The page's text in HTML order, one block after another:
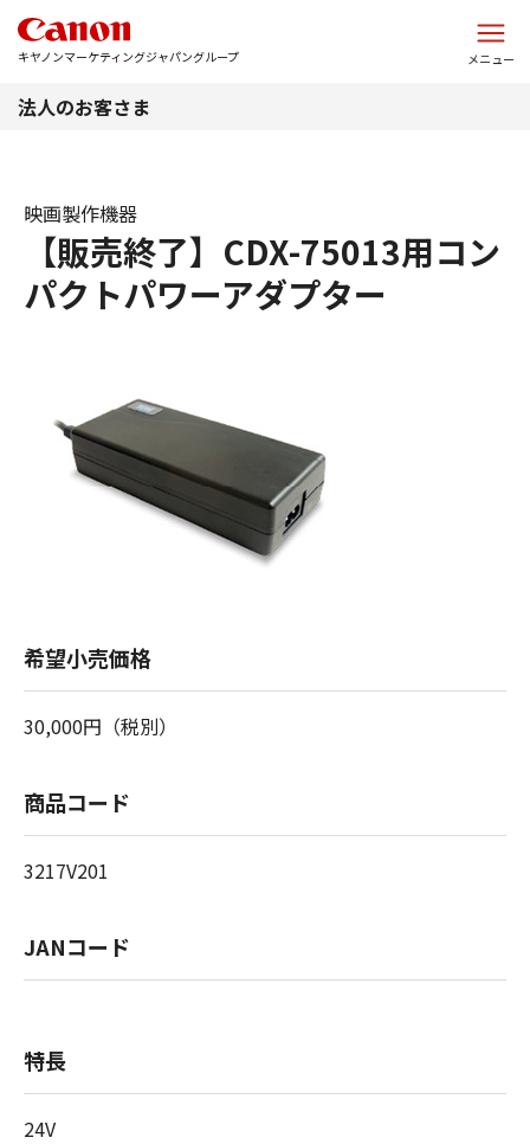
キヤノンマーケティングジャパングループ メニュー
法人のお客さま
【販売終了】CDX-75013用コン
パクトパワーアダプター
映画製作機器
希望小売価格
30,000円（税別）
商品コード
3217V201
JANコード
特長
24V